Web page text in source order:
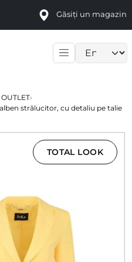
Găsiți un magazin
›
strălucitor, cu detaliu pe talie
TOTAL LOOK